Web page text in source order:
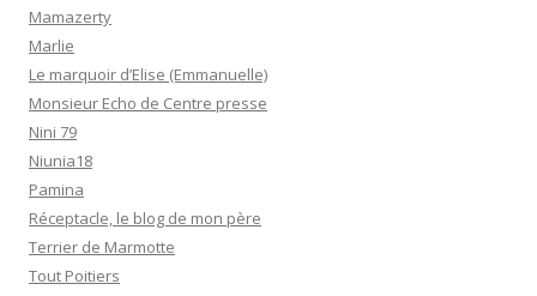
Mamazerty
Marlie
Le marquoir d’Elise (Emmanuelle)
Monsieur Echo de Centre presse
Nini 79
Niunia18
Pamina
Réceptacle, le blog de mon père
Terrier de Marmotte
Tout Poitiers